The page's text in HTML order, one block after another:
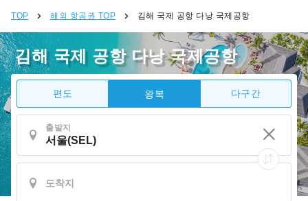
TOP 해외 항공권 TOP 김해 국제 공항 다낭 국제공항
김해 국제 공항 다낭 국제공항
편도 왕복 다구간
출발지